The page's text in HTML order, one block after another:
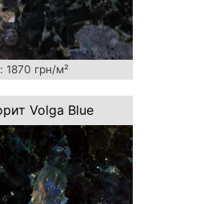
1870 грн/м²
Volga Blue